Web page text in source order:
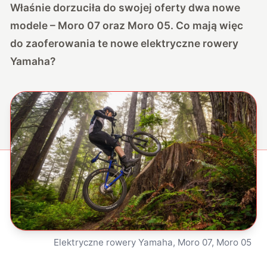
Właśnie dorzuciła do swojej oferty dwa nowe
modele – Moro 07 oraz Moro 05. Co mają więc
do zaoferowania te nowe elektryczne rowery
Yamaha?
Elektryczne rowery Yamaha, Moro 07, Moro 05